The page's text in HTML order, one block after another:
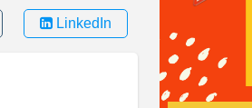
LinkedIn